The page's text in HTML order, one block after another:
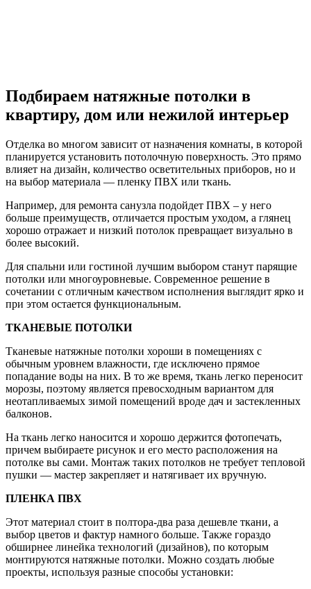
Подбираем натяжные потолки в
квартиру, дом или нежилой интерьер
Отделка во многом зависит от назначения комнаты, в которой
планируется установить потолочную поверхность. Это прямо
влияет на дизайн, количество осветительных приборов, но и
на выбор материала — пленку ПВХ или ткань.
Например, для ремонта санузла подойдет ПВХ – у него
больше преимуществ, отличается простым уходом, а глянец
хорошо отражает и низкий потолок превращает визуально в
более высокий.
Для спальни или гостиной лучшим выбором станут парящие
потолки или многоуровневые. Современное решение в
сочетании с отличным качеством исполнения выглядит ярко и
при этом остается функциональным.
ТКАНЕВЫЕ ПОТОЛКИ
Тканевые натяжные потолки хороши в помещениях с
обычным уровнем влажности, где исключено прямое
попадание воды на них. В то же время, ткань легко переносит
морозы, поэтому является превосходным вариантом для
неотапливаемых зимой помещений вроде дач и застекленных
балконов.
На ткань легко наносится и хорошо держится фотопечать,
причем выбираете рисунок и его место расположения на
потолке вы сами. Монтаж таких потолков не требует тепловой
пушки — мастер закрепляет и натягивает их вручную.
ПЛЕНКА ПВХ
Этот материал стоит в полтора-два раза дешевле ткани, а
выбор цветов и фактур намного больше. Также гораздо
обширнее линейка технологий (дизайнов), по которым
монтируются натяжные потолки. Можно создать любые
проекты, используя разные способы установки: